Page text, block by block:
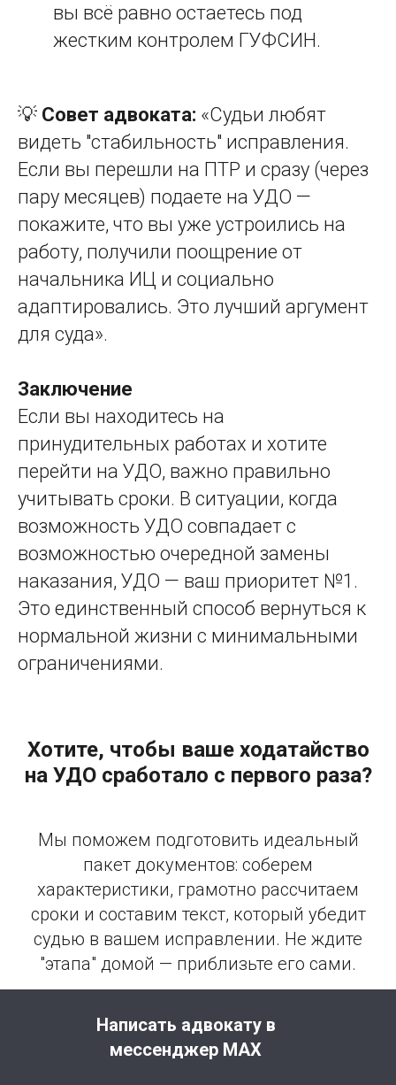
вы всё равно остаетесь под
жестким контролем ГУФСИН.
💡 Совет адвоката: «Судьи любят
видеть "стабильность" исправления.
Если вы перешли на ПТР и сразу (через
пару месяцев) подаете на УДО —
покажите, что вы уже устроились на
работу, получили поощрение от
начальника ИЦ и социально
адаптировались. Это лучший аргумент
для суда».
Заключение
Если вы находитесь на
принудительных работах и хотите
перейти на УДО, важно правильно
учитывать сроки. В ситуации, когда
возможность УДО совпадает с
возможностью очередной замены
наказания, УДО — ваш приоритет №1.
Это единственный способ вернуться к
нормальной жизни с минимальными
ограничениями.
Хотите, чтобы ваше ходатайство
на УДО сработало с первого раза?
Мы поможем подготовить идеальный
пакет документов: соберем
характеристики, грамотно рассчитаем
сроки и составим текст, который убедит
судью в вашем исправлении. Не ждите
"этапа" домой — приблизьте его сами.
Написать адвокату в
мессенджер MAX